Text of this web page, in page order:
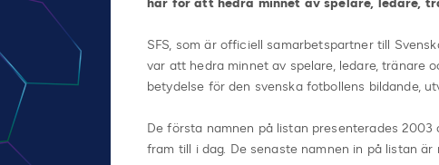
här för att hedra minnet av spelare, ledare,
SFS, somär officiell samarbetspartner till
var att hedra minnet av spelare, ledare, tränare
betydelse för den svenska fotbollens bildande,
De första namnen på listan presenterades
fram till i dag. De senaste namnen in på listan är